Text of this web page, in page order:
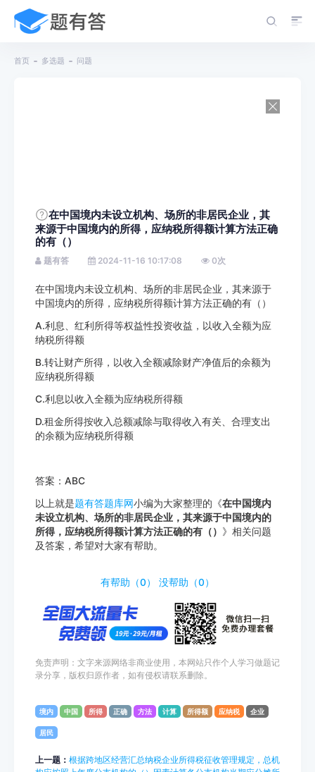
首页 多选题 问题
在中国境内未设立机构、场所的非居民企业，其
来源于中国境内的所得，应纳税所得额计算方法正确
的有（）
题有答 2024-11-16 10:17:08 0次
在中国境内未设立机构、场所的非居民企业，其来源于
中国境内的所得，应纳税所得额计算方法正确的有（）
A.利息、红利所得等权益性投资收益，以收入全额为应
纳税所得额
B.转让财产所得，以收入全额减除财产净值后的余额为
应纳税所得额
C.利息以收入全额为应纳税所得额
D.租金所得按收入总额减除与取得收入有关、合理支出
的余额为应纳税所得额
答案：ABC
以上就是题有答题库网小编为大家整理的《在中国境内
未设立机构、场所的非居民企业，其来源于中国境内的
所得，应纳税所得额计算方法正确的有（） 》相关问题
及答案，希望对大家有帮助。
有帮助（0） 没帮助（0）
免责声明：文字来源网络非商业使用，本网站只作个人学习做题记
录分享，版权归原作者，如有侵权请联系删除。
境内 中国 所得 正确 方法 计算 所得额 应纳税 企业
居民
上一题： 根据跨地区经营汇总纳税企业所得税征收管理规定，总机